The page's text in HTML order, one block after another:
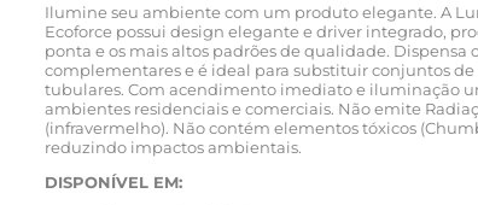
Ilumine seu ambiente com um produto elegante. A
Ecoforce possui design elegante e driver integrado,
ponta e os mais altos padrões de qualidade. Dispensa
complementares e é ideal para substituir conjuntos
tubulares. Com acendimento imediato e iluminação
ambientes residenciais e comerciais. Não emite
(infravermelho). Não contém elementos tóxicos
reduzindo impactos ambientais.
DISPONÍVEL EM: